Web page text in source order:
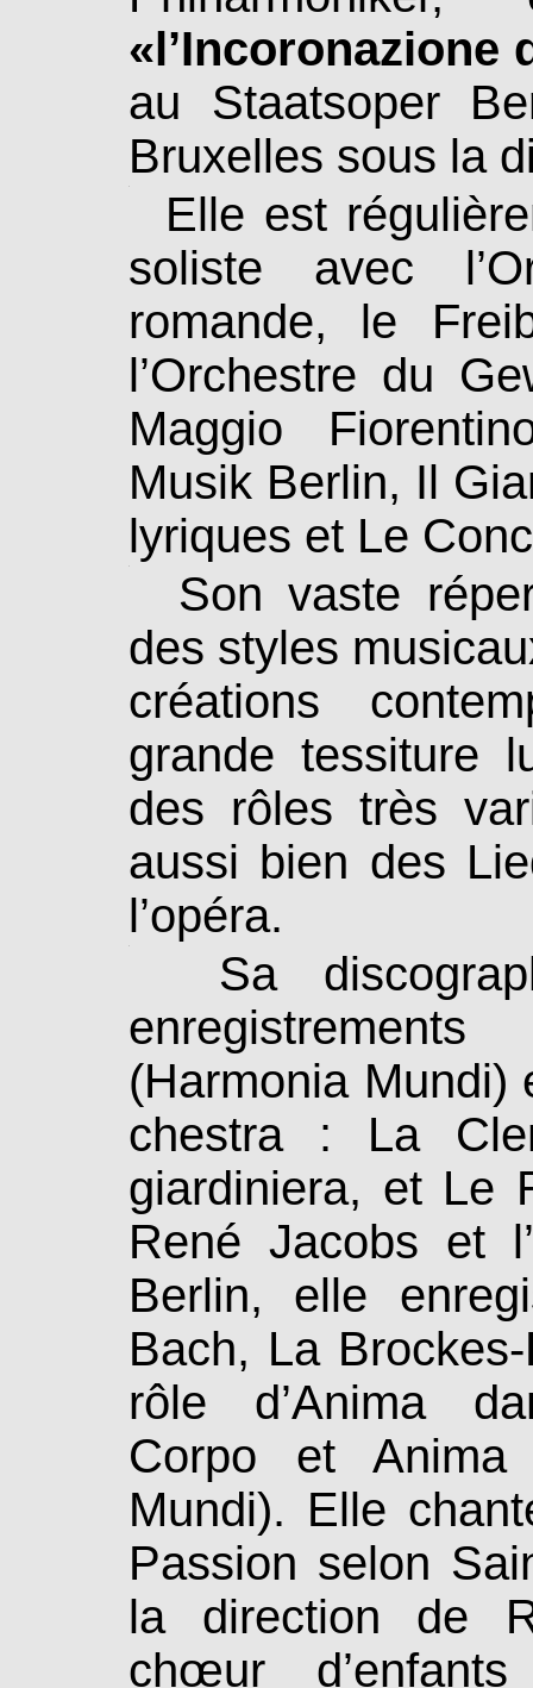
«l’Incoronazione
au Staatsoper
Bruxelles sous la
.
Elle est
soliste avec
romande, le
l’Orchestre du
Maggio
Musik Berlin, Il
lyriques et Le
.
Son vaste
des styles
créations
grande tessiture
des rôles très
aussi bien des
l’opéra.
.
Sa
(Harmonia
ches­tra : La
giardiniera, et Le
René Jacobs et
Berlin, elle
Bach, La
rôle d’Anima
Corpo et Anima
Mundi). Elle
Passion selon
la direction de
chœur